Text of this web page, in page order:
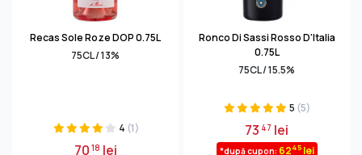
Recas Sole Roze DOP 0.75L
75CL / 13%
4 (1)
7018 lei
Ronco Di Sassi Rosso D'Italia
0.75L
75CL / 15.5%
5 (5)
73 47 lei
*după cupon: 6245lei